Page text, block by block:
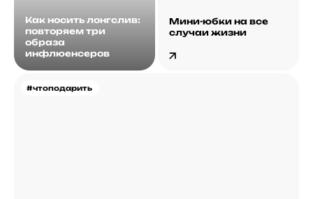
Как носить лонгслив:
повторяем три
образа
инфлюенсеров
#чтоподарить
Мини-юбки на все
случаи жизни